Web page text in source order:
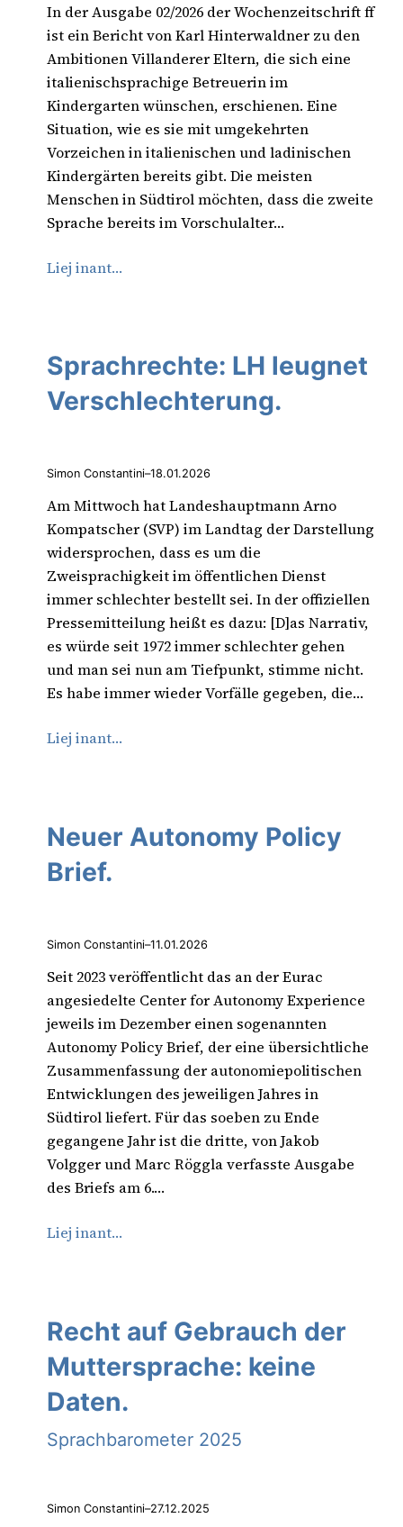
In der Ausgabe 02/2026 der Wochenzeitschrift ff
ist ein Bericht von Karl Hinterwaldner zu den
Ambitionen Villanderer Eltern, die sich eine
italienischsprachige Betreuerin im
Kindergarten wünschen, erschienen. Eine
Situation, wie es sie mit umgekehrten
Vorzeichen in italienischen und ladinischen
Kindergärten bereits gibt. Die meisten
Menschen in Südtirol möchten, dass die zweite
Sprache bereits im Vorschulalter…
Liej inant…
Sprachrechte: LH leugnet
Verschlechterung.
Simon Constantini–18.01.2026
Am Mittwoch hat Landeshauptmann Arno
Kompatscher (SVP) im Landtag der Darstellung
widersprochen, dass es um die
Zweisprachigkeit im öffentlichen Dienst
immer schlechter bestellt sei. In der offiziellen
Pressemitteilung heißt es dazu: [D]as Narrativ,
es würde seit 1972 immer schlechter gehen
und man sei nun am Tiefpunkt, stimme nicht.
Es habe immer wieder Vorfälle gegeben, die…
Liej inant…
Neuer Autonomy Policy
Brief.
Simon Constantini–11.01.2026
Seit 2023 veröffentlicht das an der Eurac
angesiedelte Center for Autonomy Experience
jeweils im Dezember einen sogenannten
Autonomy Policy Brief, der eine übersichtliche
Zusammenfassung der autonomiepolitischen
Entwicklungen des jeweiligen Jahres in
Südtirol liefert. Für das soeben zu Ende
gegangene Jahr ist die dritte, von Jakob
Volgger und Marc Röggla verfasste Ausgabe
des Briefs am 6.…
Liej inant…
Recht auf Gebrauch der
Muttersprache: keine
Daten.
Sprachbarometer 2025
Simon Constantini–27.12.2025